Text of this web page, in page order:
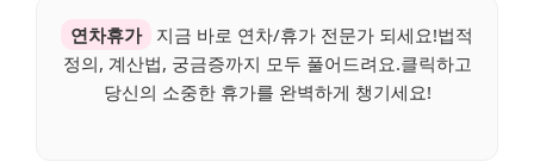
연차휴가
지금 바로 연차/휴가 전문가 되세요!법적
정의, 계산법, 궁금증까지 모두 풀어드려요.클릭하고
당신의 소중한 휴가를 완벽하게 챙기세요!